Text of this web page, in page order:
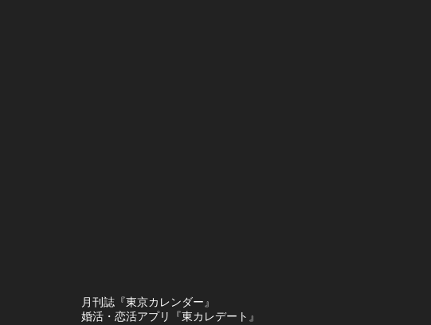
月刊誌『東京カレンダー』
婚活・恋活アプリ『東カレデート』